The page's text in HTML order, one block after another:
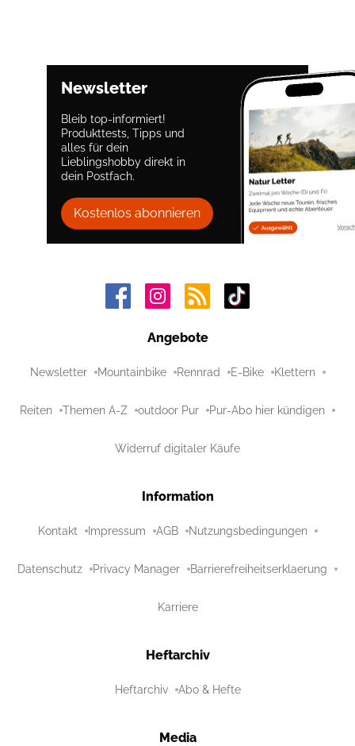
Newsletter
Bleib top-informiert!
Produkttests, Tipps und
alles für dein
Lieblingshobby direkt in
dein Postfach.
Kostenlos abonnieren
Angebote
Newsletter Mountainbike Rennrad E-Bike Klettern
Reiten Themen A-Z outdoor Pur Pur-Abo hier kündigen
Widerruf digitaler Käufe
Information
Kontakt Impressum AGB Nutzungsbedingungen
Datenschutz Privacy Manager Barrierefreiheitserklaerung
Karriere
Heftarchiv
Heftarchiv Abo & Hefte
Media